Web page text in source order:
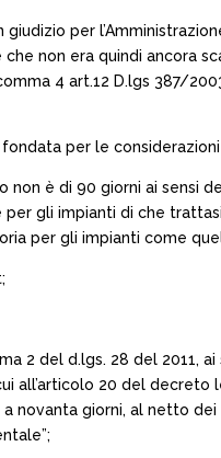
per
non era quindi ancora
4 art.12 D.lgs 387/
per le
è di 90 giorni ai sensi
per gli impianti di che
per gli impianti come
2 del d.lgs. 28 del
20 del decreto
giorni, al netto